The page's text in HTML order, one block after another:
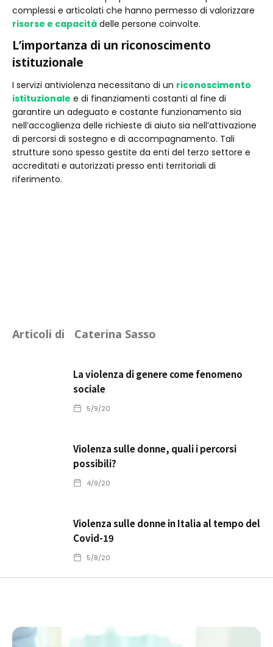
complessi e articolati che hanno permesso di valorizzare
risorse e capacità delle persone coinvolte.
L’importanza di un riconoscimento
istituzionale
I servizi antiviolenza necessitano di un riconoscimento
istituzionale e di finanziamenti costanti al fine di
garantire un adeguato e costante funzionamento sia
nell’accoglienza delle richieste di aiuto sia nell’attivazione
di percorsi di sostegno e di accompagnamento. Tali
strutture sono spesso gestite da enti del terzo settore e
accreditati e autorizzati presso enti territoriali di
riferimento.
Articoli di Caterina Sasso
La violenza di genere come fenomeno
sociale
5/9/20
Violenza sulle donne, quali i percorsi
possibili?
4/9/20
Violenza sulle donne in Italia al tempo del
Covid-19
5/8/20